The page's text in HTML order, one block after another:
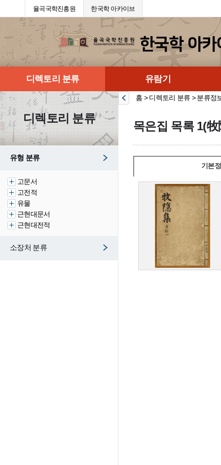
율곡국학진흥원 한국학 아카이브
디렉토리 분류 유람기
디렉토리 분류
유형 분류
고문서
고전적
유물
근현대문서
근현대전적
소장처 분류
홈 > 디렉토리 분류 > 분류정
목은집 목록 1(
기본